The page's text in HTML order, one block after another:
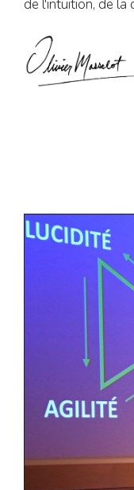
de l'intuition, de la